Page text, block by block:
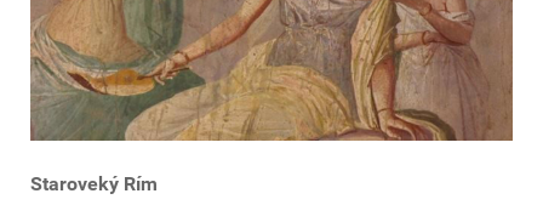
Staroveký Rím